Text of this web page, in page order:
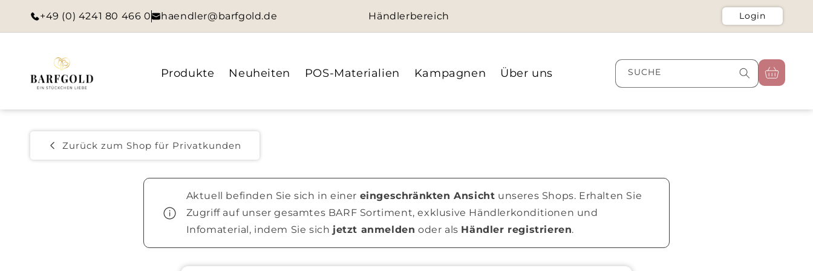
zum
Inhalt
+49 (0) 4241 80 466 0 haendler@barfgold.de Händlerbereich Login
Produkte Neuheiten POS-Materialien Kampagnen Über uns SUCHE Warenkorb
Zurück zum Shop für Privatkunden
Aktuell befinden Sie sich in einer eingeschränkten Ansicht unseres Shops. Erhalten Sie
Zugriff auf unser gesamtes BARF Sortiment, exklusive Händlerkonditionen und
Infomaterial, indem Sie sich jetzt anmelden oder als Händler registrieren.